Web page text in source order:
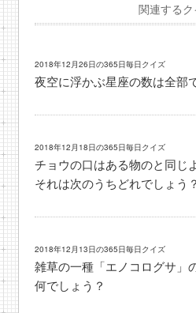
関連する
2018年12月26日の365日毎日クイズ
夜空に浮かぶ星座の数は全部
2018年12月18日の365日毎日クイズ
チョウの口はある物のと同じ
それは次のうちどれでしょう？
2018年12月13日の365日毎日クイズ
雑草の一種「エノコログサ」
何でしょう？